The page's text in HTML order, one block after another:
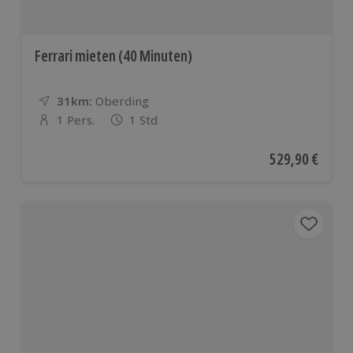
Ferrari mieten (40 Minuten)
31km: Entfernung
Standort
Oberding
Anzahl der Teilnehmer
1 Pers. 1 Std
Aktueller Preis
529,90 €